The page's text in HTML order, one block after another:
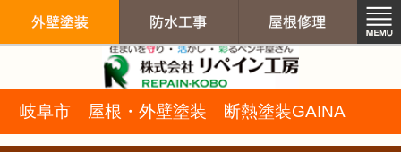
岐阜市 屋根・外壁塗装 断熱塗装GAINA